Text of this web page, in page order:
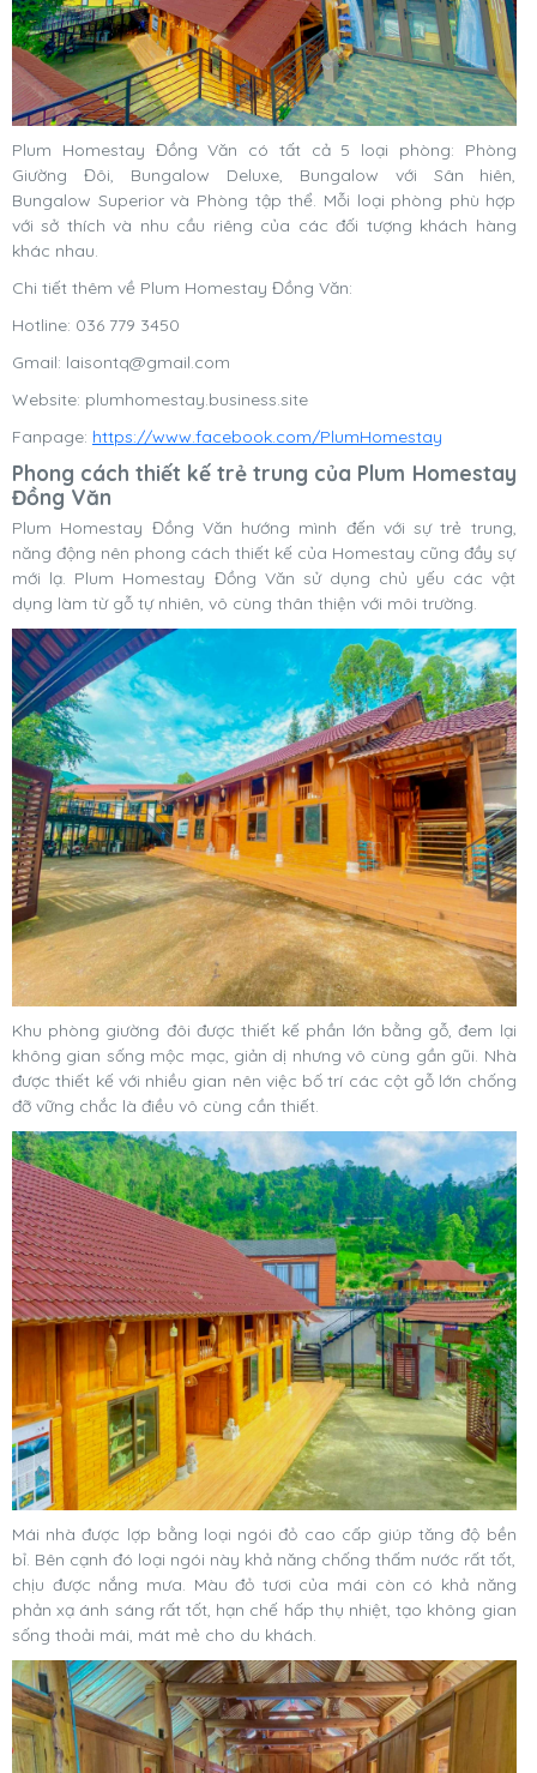
Plum Homestay Đồng Văn có tất cả 5 loại phòng: Phòng
Giường Đôi, Bungalow Deluxe, Bungalow với Sân hiên,
Bungalow Superior và Phòng tập thể. Mỗi loại phòng phù hợp
với sở thích và nhu cầu riêng của các đối tượng khách hàng
khác nhau.
Chi tiết thêm về Plum Homestay Đồng Văn:
Hotline: 036 779 3450
Gmail: laisontq@gmail.com
Website: plumhomestay.business.site
Fanpage: https://www.facebook.com/PlumHomestay
Phong cách thiết kế trẻ trung của Plum Homestay
Đồng Văn
Plum Homestay Đồng Văn hướng mình đến với sự trẻ trung,
năng động nên phong cách thiết kế của Homestay cũng đầy sự
mới lạ. Plum Homestay Đồng Văn sử dụng chủ yếu các vật
dụng làm từ gỗ tự nhiên, vô cùng thân thiện với môi trường.
Khu phòng giường đôi được thiết kế phần lớn bằng gỗ, đem lại
không gian sống mộc mạc, giản dị nhưng vô cùng gần gũi. Nhà
được thiết kế với nhiều gian nên việc bố trí các cột gỗ lớn chống
đỡ vững chắc là điều vô cùng cần thiết.
Mái nhà được lợp bằng loại ngói đỏ cao cấp giúp tăng độ bền
bỉ. Bên cạnh đó loại ngói này khả năng chống thấm nước rất tốt,
chịu được nắng mưa. Màu đỏ tươi của mái còn có khả năng
phản xạ ánh sáng rất tốt, hạn chế hấp thụ nhiệt, tạo không gian
sống thoải mái, mát mẻ cho du khách.